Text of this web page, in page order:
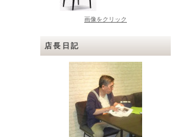
画像をクリック
店長日記